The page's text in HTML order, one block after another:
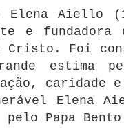
Elena Aiello
e fundadora
Cristo. Foi
estima
caridade
Elena
pelo Papa